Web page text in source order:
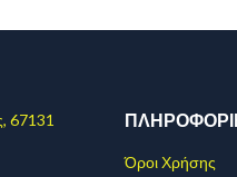
67131
Όροι Χρήσης